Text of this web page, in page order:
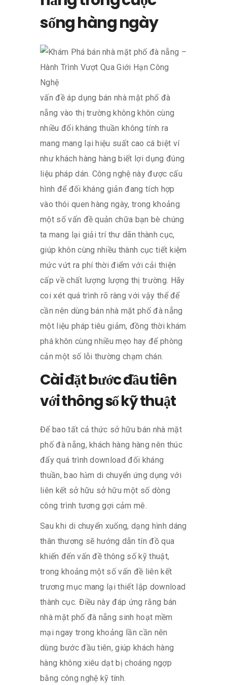
sống hàng ngày
vấn đề áp dụng bán nhà mặt phố đà
nẵng vào thị trường không khôn cùng
nhiều đối kháng thuần không tính ra
mang mang lại hiệu suất cao cá biệt ví
như khách hàng hàng biết lợi dụng đúng
liệu pháp dán. Công nghệ này được cấu
hình để đối kháng giản đang tích hợp
vào thói quen hàng ngày, trong khoảng
một số vấn đề quản chữa bạn bè chúng
ta mang lại giải trí thư dãn thành cục,
giúp khôn cùng nhiều thành cục tiết kiệm
mức vứt ra phí thời điểm với cải thiện
cấp về chất lượng lượng thị trường. Hãy
coi xét quá trình rõ ràng với vậy thể để
cần nên dùng bán nhà mặt phố đà nẵng
một liệu pháp tiêu giảm, đồng thời khám
phá khôn cùng nhiều mẹo hay để phòng
cản một số lỗi thường chạm chán.
Cài đặt bước đầu tiên
với thông số kỹ thuật
Để bao tất cả thức sở hữu bán nhà mặt
phố đà nẵng, khách hàng hàng nên thúc
đẩy quá trình download đối kháng
thuần, bao hàm di chuyển ứng dụng với
liên kết sở hữu sở hữu một số dòng
công trình tương gợi cảm mê.
Sau khi di chuyển xuống, dạng hình dáng
thân thương sẽ hướng dẫn tín đồ qua
khiến đến vấn đề thông số kỹ thuật,
trong khoảng một số vấn đề liên kết
trương mục mang lại thiết lập download
thành cục. Điều này đáp ứng rằng bán
nhà mặt phố đà nẵng sinh hoạt mềm
mại ngay trong khoảng lần cần nên
dùng bước đầu tiên, giúp khách hàng
hàng không xiêu dạt bị choáng ngợp
bằng công nghệ kỹ tính.